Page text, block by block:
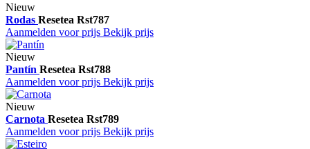
Nieuw
Rodas Resetea Rst787
Aanmelden voor prijs Bekijk prijs
Nieuw
Pantín Resetea Rst788
Aanmelden voor prijs Bekijk prijs
Nieuw
Carnota Resetea Rst789
Aanmelden voor prijs Bekijk prijs